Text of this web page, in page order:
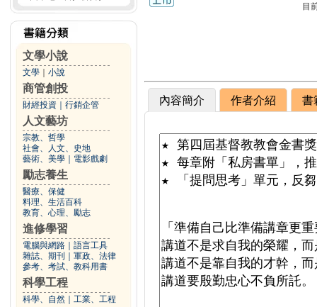
文學小說
文學 小說
商管創投
財經投資 行銷企管
人文藝坊
宗教、哲學
社會、人文、史地
藝術、美學
電影戲劇
勵志養生
醫療、保健
料理、生活百科
教育、心理、勵志
進修學習
電腦與網路
語言工具
雜誌、期刊
軍政、法律
參考、考試、教科用書
科學工程
科學、自然 工業、工程
目
內容簡介 作者介紹 書